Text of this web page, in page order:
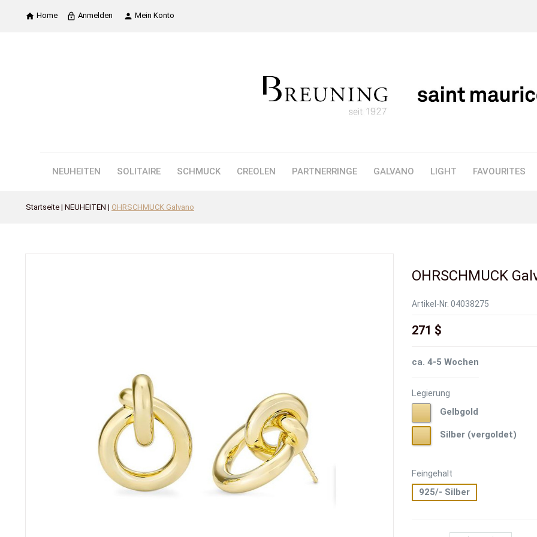
 Home lock_outline Anmelden  Mein Konto
NEUHEITEN SOLITAIRE SCHMUCK CREOLEN PARTNERRINGE GALVANO LIGHT FAVOURITES
Startseite NEUHEITEN OHRSCHMUCK Galvano
OHRSCHMUCK
Artikel-Nr. 04038275
271 $
ca. 4-5 Wochen
Legierung
GelbgoldGelbgold
(vergoldet)
Silber (vergoldet)
Feingehalt
925/- Silber